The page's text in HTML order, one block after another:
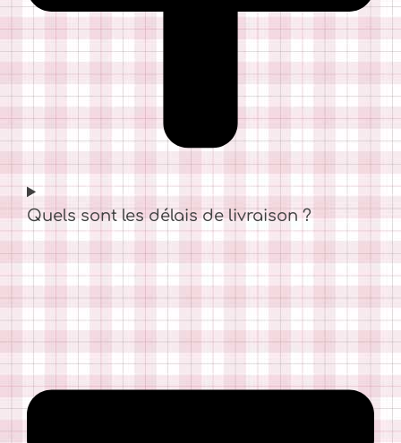
Quels sont les délais de livraison ?